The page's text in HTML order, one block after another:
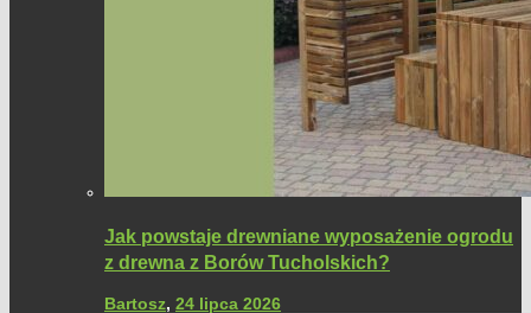
Jak powstaje drewniane wyposażenie ogrodu
z drewna z Borów Tucholskich?
Bartosz, 24 lipca 2026